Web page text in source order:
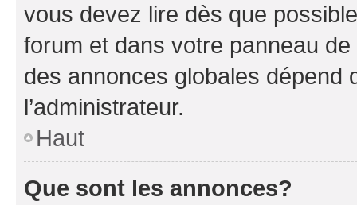
vous devez lire dès que
forum et dans votre panneau
des annonces globales dépend
l’administrateur.
Haut
Que sont les annonces?